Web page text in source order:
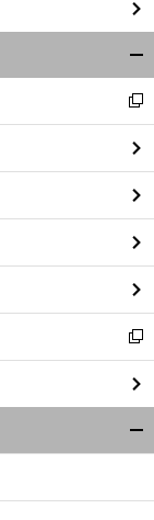
閉
る
新
し
い
ウ
ィ
ン
ド
ウ
で
開
く
新
し
い
ウ
ィ
ン
ウ